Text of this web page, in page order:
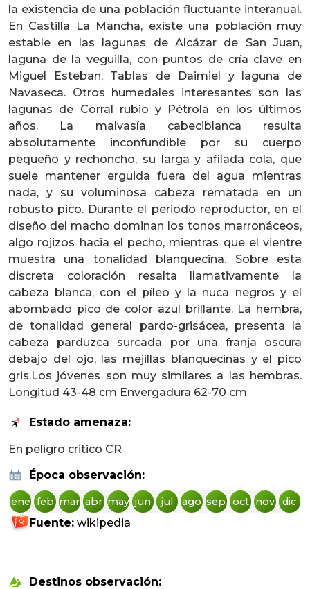
la existencia de una población fluctuante interanual.
En Castilla La Mancha, existe una población muy
estable en las lagunas de Alcázar de San Juan,
laguna de la veguilla, con puntos de cría clave en
Miguel Esteban, Tablas de Daimiel y laguna de
Navaseca. Otros humedales interesantes son las
lagunas de Corral rubio y Pétrola en los últimos
años. La malvasía cabeciblanca resulta
absolutamente inconfundible por su cuerpo
pequeño y rechoncho, su larga y afilada cola, que
suele mantener erguida fuera del agua mientras
nada, y su voluminosa cabeza rematada en un
robusto pico. Durante el periodo reproductor, en el
diseño del macho dominan los tonos marronáceos,
algo rojizos hacia el pecho, mientras que el vientre
muestra una tonalidad blanquecina. Sobre esta
discreta coloración resalta llamativamente la
cabeza blanca, con el píleo y la nuca negros y el
abombado pico de color azul brillante. La hembra,
de tonalidad general pardo-grisácea, presenta la
cabeza parduzca surcada por una franja oscura
debajo del ojo, las mejillas blanquecinas y el pico
gris.Los jóvenes son muy similares a las hembras.
Longitud 43-48 cm Envergadura 62-70 cm
Estado amenaza:
En peligro critico CR
Época observación:
ene feb mar abr may jun jul ago sep oct nov dic
Fuente: wikipedia
Destinos observación: